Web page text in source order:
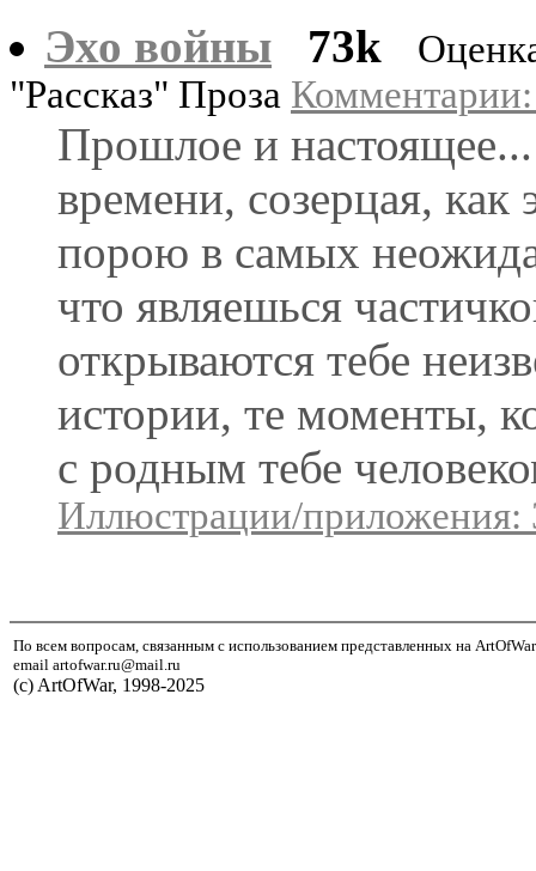
Эхо войны 73k
"Рассказ" Проза
Прошлое и
времени, созерцая, как
порою в самых
что являешься
открываются тебе
истории, те моменты,
с родным тебе
Иллюстрации/приложения:
По всем вопросам, связанным с использованием представленных на
email artofwar.ru@mail.ru
(с) ArtOfWar, 1998-2025